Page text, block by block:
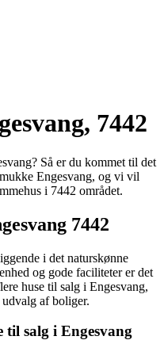
7442
Så er du kommet til det
Engesvang, og vi vil
i 7442 området.
7442
i det naturskønne
og gode faciliteter er det
huse til salg i Engesvang,
af boliger.
til salg i Engesvang